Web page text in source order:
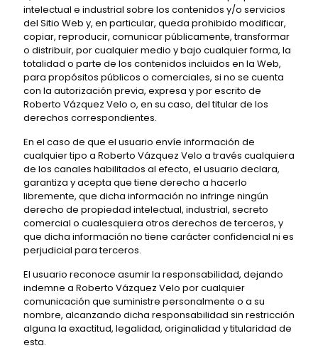
intelectual e industrial sobre los contenidos y/o servicios
del Sitio Web y, en particular, queda prohibido modificar,
copiar, reproducir, comunicar públicamente, transformar
o distribuir, por cualquier medio y bajo cualquier forma, la
totalidad o parte de los contenidos incluidos en la Web,
para propósitos públicos o comerciales, si no se cuenta
con la autorización previa, expresa y por escrito de
Roberto Vázquez Velo o, en su caso, del titular de los
derechos correspondientes.
En el caso de que el usuario envíe información de
cualquier tipo a Roberto Vázquez Velo a través cualquiera
de los canales habilitados al efecto, el usuario declara,
garantiza y acepta que tiene derecho a hacerlo
libremente, que dicha información no infringe ningún
derecho de propiedad intelectual, industrial, secreto
comercial o cualesquiera otros derechos de terceros, y
que dicha información no tiene carácter confidencial ni es
perjudicial para terceros.
El usuario reconoce asumir la responsabilidad, dejando
indemne a Roberto Vázquez Velo por cualquier
comunicación que suministre personalmente o a su
nombre, alcanzando dicha responsabilidad sin restricción
alguna la exactitud, legalidad, originalidad y titularidad de
esta.